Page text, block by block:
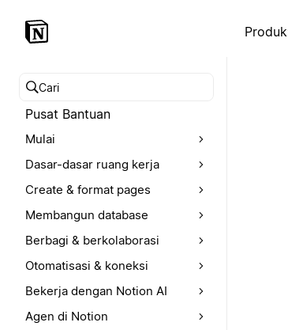
Produk
Cari pusat bantuan
Pusat Bantuan
Mulai
Dasar-dasar ruang kerja
Create & format pages
Membangun database
Berbagi & berkolaborasi
Otomatisasi & koneksi
Bekerja dengan Notion AI
Agen di Notion